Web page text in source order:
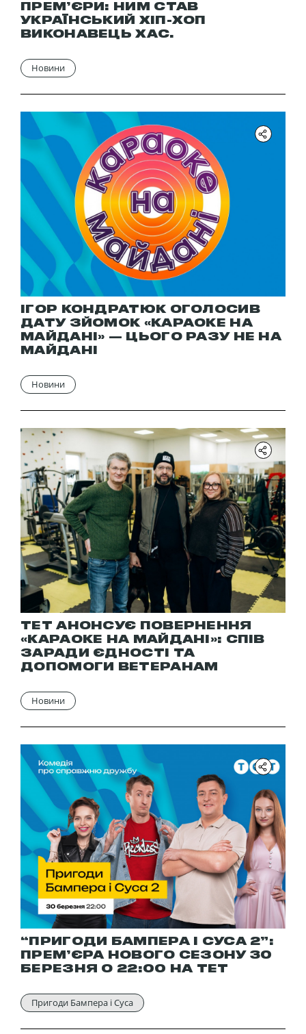
ПРЕМ’ЄРИ: НИМ СТАВ
УКРАЇНСЬКИЙ ХІП-ХОП
ВИКОНАВЕЦЬ ХАС.
Новини
ІГОР КОНДРАТЮК ОГОЛОСИВ
ДАТУ ЗЙОМОК «КАРАОКЕ НА
МАЙДАНІ» — ЦЬОГО РАЗУ НЕ НА
МАЙДАНІ
Новини
ТЕТ АНОНСУЄ ПОВЕРНЕННЯ
«КАРАОКЕ НА МАЙДАНІ»: СПІВ
ЗАРАДИ ЄДНОСТІ ТА
ДОПОМОГИ ВЕТЕРАНАМ
Новини
“ПРИГОДИ БАМПЕРА І СУСА 2”:
ПРЕМ’ЄРА НОВОГО СЕЗОНУ 30
БЕРЕЗНЯ О 22:00 НА ТЕТ
Пригоди Бампера і Суса